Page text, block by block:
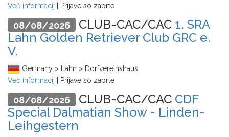
Več informacij
| Prijave so zaprte
08/08/2026 CLUB-CAC/CAC 1. SRA
Lahn Golden Retriever Club GRC e.
V.
Germany > Lahn > Dorfvereinshaus
Več informacij
| Prijave so zaprte
08/08/2026 CLUB-CAC/CAC CDF
Special Dalmatian Show - Linden-
Leihgestern